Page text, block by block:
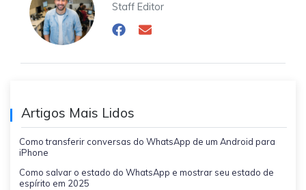
Staff Editor
Artigos Mais Lidos
Como transferir conversas do WhatsApp de um Android para
iPhone
Como salvar o estado do WhatsApp e mostrar seu estado de
espírito em 2025